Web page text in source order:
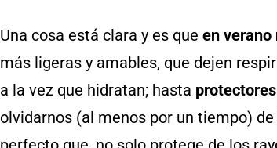
Una cosa está clara y es que en verano
más ligeras y amables, que dejen
a la vez que hidratan; hasta
olvidarnos (al menos por un tiempo)